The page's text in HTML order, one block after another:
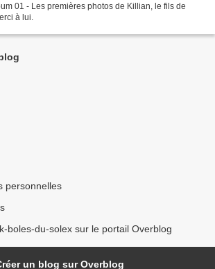
01 - Les premières photos de Killian, le fils de
à lui.
personnelles
boles-du-solex sur le portail Overblog
un blog sur Overblog